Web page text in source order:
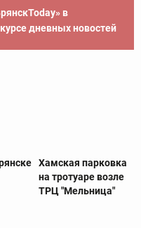
в
дневных новостей
Хамская парковка
на тротуаре возле
ТРЦ "Мельница"